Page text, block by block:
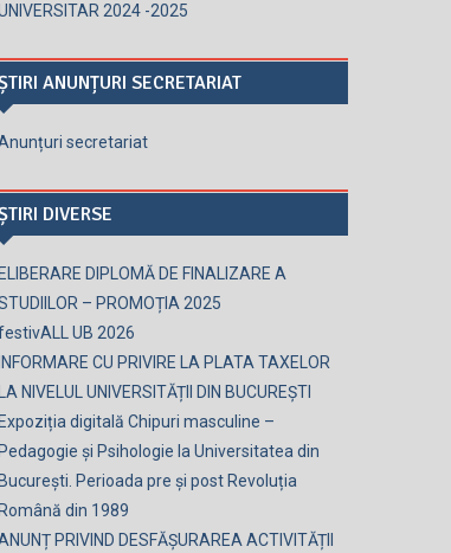
2024 -2025
ANUNȚURI SECRETARIAT
secretariat
DIVERSE
ELIBERARE DIPLOMĂ DE FINALIZARE A
– PROMOȚIA 2025
UB 2026
INFORMARE CU PRIVIRE LA PLATA TAXELOR
LA NIVELUL UNIVERSITĂȚII DIN BUCUREȘTI
Expoziția digitală Chipuri masculine –
Pedagogie și Psihologie la Universitatea din
București. Perioada pre și post Revoluția
Română din 1989
PRIVIND DESFĂȘURAREA ACTIVITĂȚII